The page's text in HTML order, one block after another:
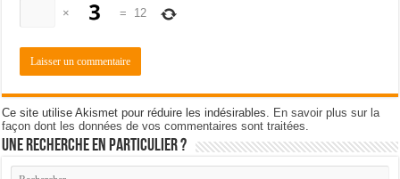
× = 12
Ce site utilise Akismet pour réduire les indésirables. En savoir plus sur la
façon dont les données de vos commentaires sont traitées.
Une recherche en particulier ?